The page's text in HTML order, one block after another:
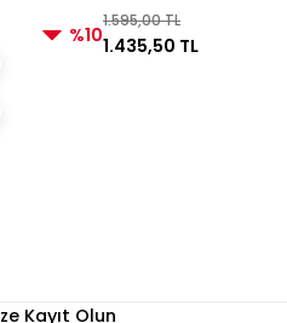
%10
1.595,00 TL
1.435,50 TL
Kayıt Olun